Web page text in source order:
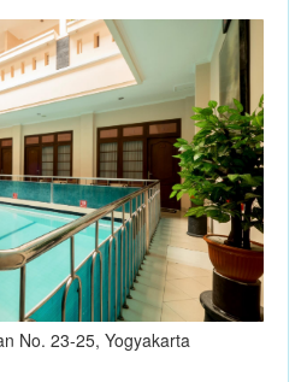
No. 23-25, Yogyakarta